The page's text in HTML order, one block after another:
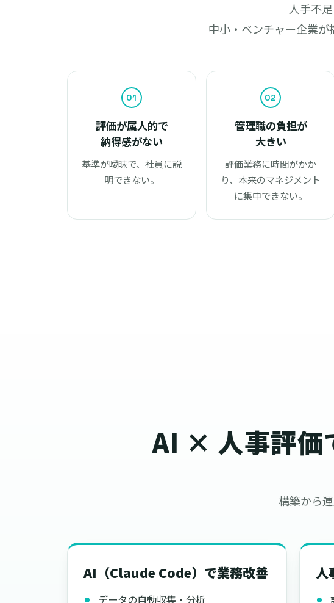
人手不
中小・ベンチャー企業が
01
評価が属人的で
納得感がない
基準が曖昧で、社員に説
明できない。
02
管理職の負担が
大きい
評価業務に時間がかか
り、本来のマネジメント
に集中できない。
AI × 人事評価
構築から
AI（Claude Code）で業務改善
データの自動収集・分析
人